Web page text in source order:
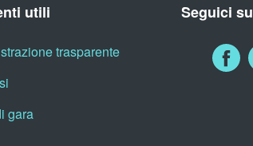
utili
trasparente
gara
Seguici su